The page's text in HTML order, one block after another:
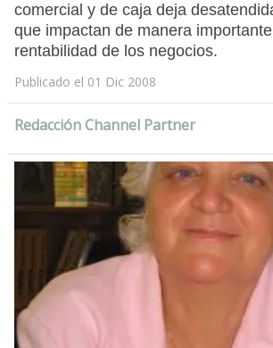
comercial y de caja deja
que impactan de manera
rentabilidad de los negocios.
Publicado el 01 Dic 2008
Redacción Channel Partner